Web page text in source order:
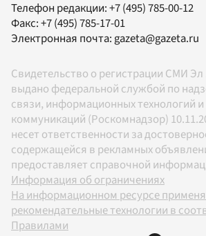
Телефон редакции:+7 (495) 785-00-12
Факс:+7 (495) 785-17-01
Электронная почта:gazeta@gazeta.ru
Свидетельство о регистрации СМИ
выдано федеральной службой по
связи, информационных технологий
коммуникаций (Роскомнадзор)
несет ответственности за
содержащейся в рекламных
предоставляет справочной
Информация об ограничениях
На информационном ресурсе
рекомендательные технологии в
Правилами